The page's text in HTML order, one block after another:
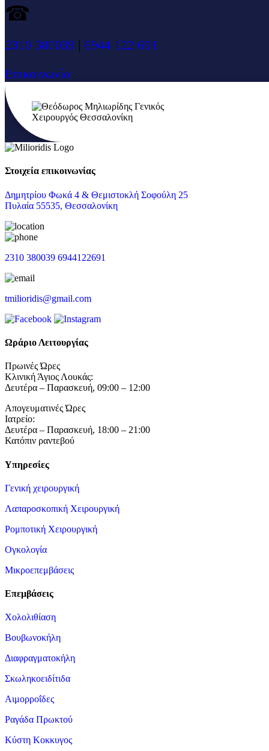
☎
2310 380039 | 6944 122 691
Επικοινωνία
Στοιχεία επικοινωνίας
Δημητρίου Φωκά 4 & Θεμιστοκλή Σοφούλη 25
Πυλαία 55535, Θεσσαλονίκη
2310 380039 6944122691
tmilioridis@gmail.com
Ωράριο Λειτουργίας
Πρωινές Ώρες
Κλινική Άγιος Λουκάς:
Δευτέρα – Παρασκευή, 09:00 – 12:00
Απογευματινές Ώρες
Ιατρείο:
Δευτέρα – Παρασκευή, 18:00 – 21:00
Κατόπιν ραντεβού
Υπηρεσίες
Γενική χειρουργική
Λαπαροσκοπική Χειρουργική
Ρομποτική Χειρουργική
Ογκολογία
Μικροεπεμβάσεις
Επεμβάσεις
Χολολιθίαση
Βουβωνοκήλη
Διαφραγματοκήλη
Σκωληκοειδίτιδα
Αιμορροΐδες
Ραγάδα Πρωκτού
Κύστη Κοκκυγος